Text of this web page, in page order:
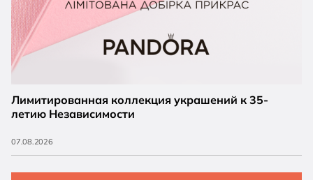
Лимитированная коллекция украшений к 35-
летию Независимости
07.08.2026